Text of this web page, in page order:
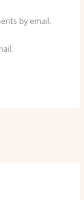
by email.